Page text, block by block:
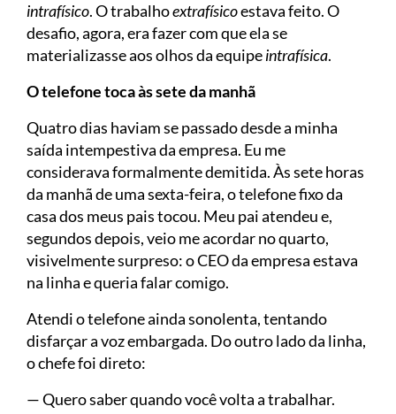
intrafísico. O trabalhoextrafísicoestava feito. O
desafio, agora, era fazer com que ela se
materializasse aos olhos da equipeintrafísica.
O telefone toca às sete da manhã
Quatro dias haviam se passado desde a minha
saída intempestiva da empresa. Eu me
considerava formalmente demitida. Às sete horas
da manhã de uma sexta-feira, o telefone fixo da
casa dos meus pais tocou. Meu pai atendeu e,
segundos depois, veio me acordar no quarto,
visivelmente surpreso: o CEO da empresa estava
na linha e queria falar comigo.
Atendi o telefone ainda sonolenta, tentando
disfarçar a voz embargada. Do outro lado da linha,
o chefe foi direto:
— Quero saber quando você volta a trabalhar.